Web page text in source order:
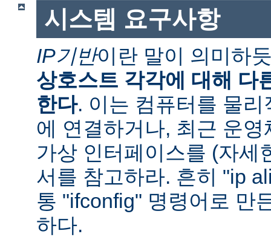
시스템 요구사항
IP기반이란 말이 의미하
상호스트 각각에 대해 다
한다. 이는 컴퓨터를 물
에 연결하거나, 최근 운
가상 인터페이스를 (자세
서를 참고하라. 흔히 "ip
통 "ifconfig" 명령어로 만
하다.